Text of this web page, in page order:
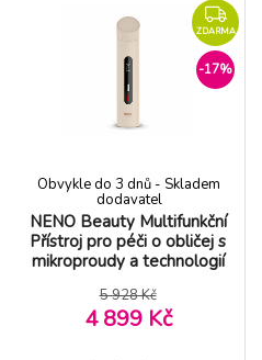
nastavení, 3 úrovně proudění
vzduchu a variabilní teplotní
režim. Vybaven
vysokorychlostním motorem
s otáčkami 110 000 ot./min.,
ZDARMA
-17%
NENO Beauty Multifunkční
Přístroj pro péči o obličej s
mikroproudy a technologií
Obvykle do 3 dnů - Skladem
dodavatel
5 928 Kč
4 899 Kč